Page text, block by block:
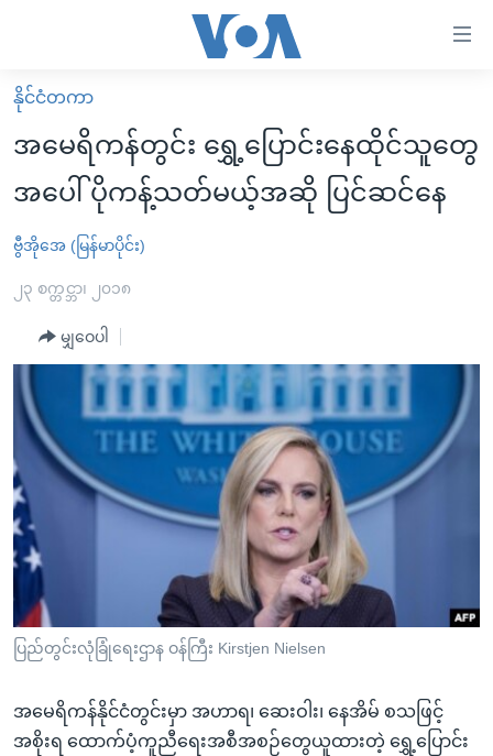
လွယ်ကူ
စေ
များ
ပင်မ
ကြည့်
ပင်မ
အ
ညွန်း
စာမျက်နှာ
ကျော်
ကြည့်
ရှာဖွေ
ရန်
မူလစာမျက်နှာ
မြန်မာ
ကမ္ဘာ့သတင်းများ
နိုင်ငံတကာ
အစ္စရေး-ပါလက်စတိုင်း
ဗွီဒီယို
အင်္ဂလိပ်စာလေ့လာမယ်
မကြေးမုံရဲ့ အင်္ဂလိပ်စာ
ရုပ်ရှင်ထဲက အင်္ဂလိပ်စာ
သုတပဒေသာ အင်္ဂလိပ်စာ
အပတ်စဉ်ကဏ္ဍများ
ရေဒီယို
တီဗွီ
ရေဒီယိုနှင့်ရုပ်သံ အချက်အလက်များ
ရေဒီယို/တီဗွီအစီအစဉ်
Learning English
ဗွီအိုအေ လူမှုကွန်ယက်များ
ဘာသာစကားများ
နိုင်ငံတကာ
အမေရိကန်တွင်း ရွှေ့ပြောင်းနေထိုင်သူတွေ
အပေါ် ပိုကန့်သတ်မယ့်အဆို ပြင်ဆင်နေ
ဗွီအိုအေ (မြန်မာပိုင်း)
၂၃ စက္တင္ဘာ၊ ၂၀၁၈
မျှဝေပါ
ပြည်တွင်းလုံခြုံရေးဌာန ဝန်ကြီး Kirstjen Nielsen
အမေရိကန်နိုင်ငံတွင်းမှာ အဟာရ၊ ဆေးဝါး၊ နေအိမ် စသဖြင့်
အစိုးရ ထောက်ပံ့ကူညီရေးအစီအစဉ်တွေယူထားတဲ့ ရွှေ့ပြောင်း